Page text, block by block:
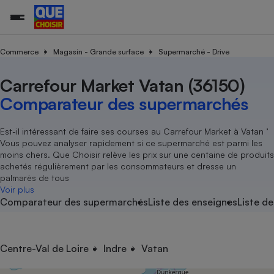
Commerce Magasin - Grande surface Supermarché - Drive
Carrefour Market Vatan (36150)
Comparateur des supermarchés
Est-il intéressant de faire ses courses au Carrefour Market à Vatan ’
Vous pouvez analyser rapidement si ce supermarché est parmi les
moins chers. Que Choisir relève les prix sur une centaine de produits
achetés régulièrement par les consommateurs et dresse un
palmarès de tous
Voir plus
Comparateur des supermarchésListe des enseignesListe
Centre-Val de Loire Indre Vatan
Additifs
Nutrition
Assurance auto
Magasin - Grande surface
Méthode de vente -
Organismes de défense
Système judiciairegratuit
Déchet
Achat - Vente - Travaux
Location
Sport
électrique
Démarche administrative
Senior
Service marchand
Train
Transport aérien
Toutes les actualités
Enquêtes
Guides d'achat
Conseils
Brèves
Tous les services
Soumettre un litige
Lettres types
Rencontrer une association locale
Tous nos combats
Nos actions
Nos grandes victoires
Les billets de la présidente
Nos associations locales
Nous rejoindre
En savoir plus sur Que Choisir Ensemble
L’association
Nos missions
Notre méthodologie
Notre financement
Nos partenaires
Nous rejoindre